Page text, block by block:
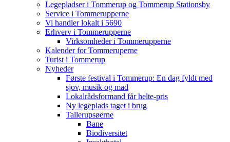
Legepladser i Tommerup og Tommerup Stationsby
Service i Tommerupperne
Vi handler lokalt i 5690
Erhverv i Tommerupperne
Virksomheder i Tommerupperne
Kalender for Tommeruperne
Turist i Tommerup
Nyheder
Første festival i Tommerup: En dag fyldt med
sjov, musik og mad
Lokalrådsformand får helte-pris
Ny legeplads taget i brug
Tallerupsøerne
Bane
Biodiversitet